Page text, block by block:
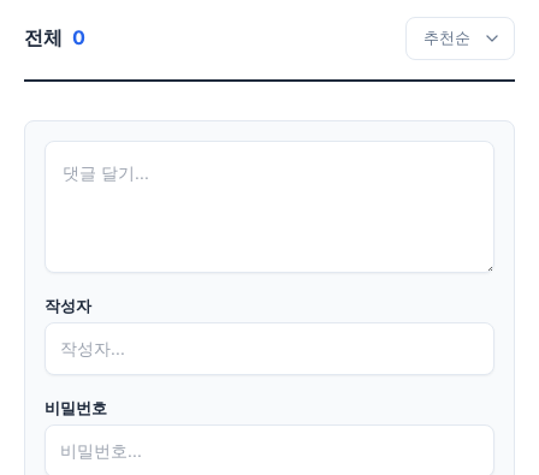
전체 0
작성자
비밀번호